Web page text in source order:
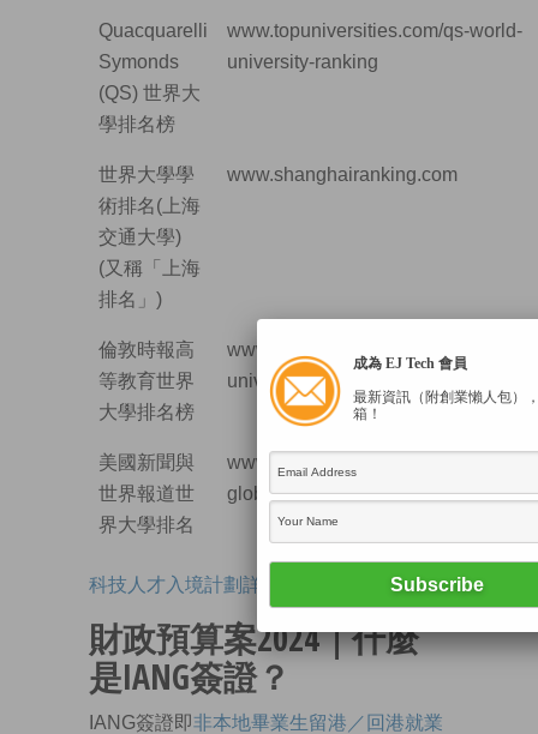
Quacquarelli
Symonds
(QS) 世界大
學排名榜
www.topuniversities.com/qs-world-
university-ranking
世界大學學
術排名(上海
交通大學)
(又稱「上海
排名」)
www.shanghairanking.com
倫敦時報高
等教育世界
大學排名榜
www.timeshighereducation.com/
university-rankings
美國新聞與
世界報道世
界大學排名
www.usnews.com/education/best-
global-universities/rankings
科技人才入境計劃詳細介紹
財政預算案2024｜什麼
是IANG簽證？
IANG簽證即非本地畢業生留港／回港就業
成為 EJ Tech 會員
最新資訊（附創業懶人包）
箱！